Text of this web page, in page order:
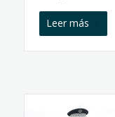
Leer más